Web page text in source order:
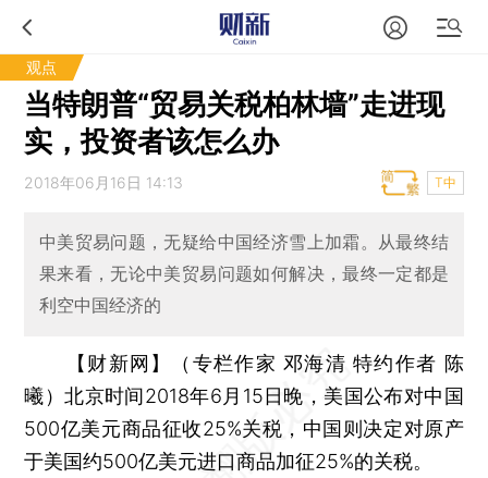
观点
当特朗普“贸易关税柏林墙”走进现
实，投资者该怎么办
2018年06月16日 14:13 T中
中美贸易问题，无疑给中国经济雪上加霜。从最终结
果来看，无论中美贸易问题如何解决，最终一定都是
利空中国经济的
【财新网】（专栏作家 邓海清 特约作者 陈
曦）北京时间2018年6月15日晚，美国公布对中国
500亿美元商品征收25%关税，中国则决定对原产
于美国约500亿美元进口商品加征25%的关税。